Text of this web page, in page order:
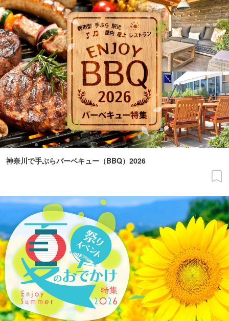
神奈川で手ぶらバーベキュー（BBQ）2026